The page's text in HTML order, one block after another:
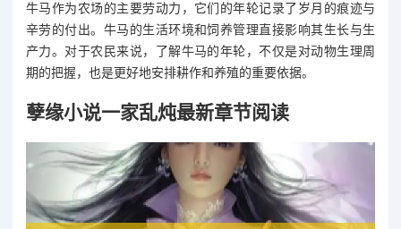
牛马作为农场的主要劳动力，它们的年轮记录了岁月的痕迹与
辛劳的付出。牛马的生活环境和饲养管理直接影响其生长与生
产力。对于农民来说，了解牛马的年轮，不仅是对动物生理周
期的把握，也是更好地安排耕作和养殖的重要依据。
孽缘小说一家乱炖最新章节阅读